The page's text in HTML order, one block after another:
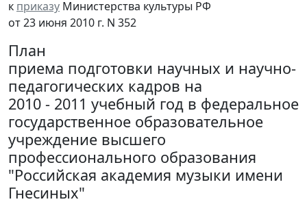
к приказу Министерства культуры РФ
от 23 июня 2010 г. N 352
План
приема подготовки научных и научно-
педагогических кадров на
2010 - 2011 учебный год в федеральное
государственное образовательное
учреждение высшего
профессионального образования
"Российская академия музыки имени
Гнесиных"